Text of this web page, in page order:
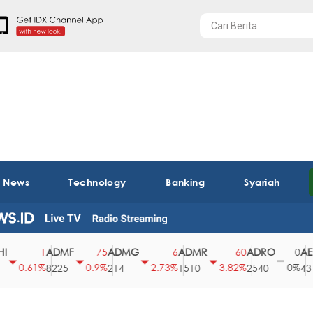
Technology Banking Syariah
ADMF
8225
0.9%
ADMG
214
2.73%
ADMR
1510
3.82%
ADRO
2540
0
0%
AEGS
43